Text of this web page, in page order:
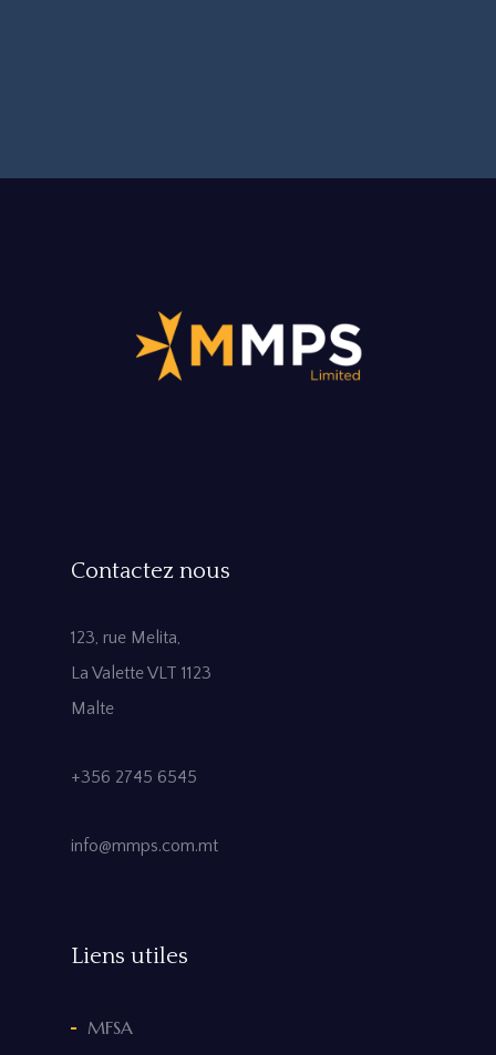
Contactez nous
123, rue Melita,
La Valette VLT 1123
Malte
+356 2745 6545
info@mmps.com.mt
Liens utiles
MFSA